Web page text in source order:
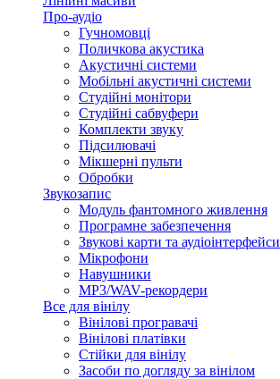
Про-аудіо
Гучномовці
Поличкова акустика
Акустичні системи
Мобільні акустичні системи
Студійні монітори
Студійні сабвуфери
Комплекти звуку
Підсилювачі
Мікшерні пульти
Обробки
Звукозапис
Модуль фантомного живлення
Програмне забезпечення
Звукові карти та аудіоінтерфейси
Мікрофони
Навушники
MP3/WAV-рекордери
Все для вінілу
Вінілові програвачі
Вінілові платівки
Стійки для вінілу
Засоби по догляду за вінілом